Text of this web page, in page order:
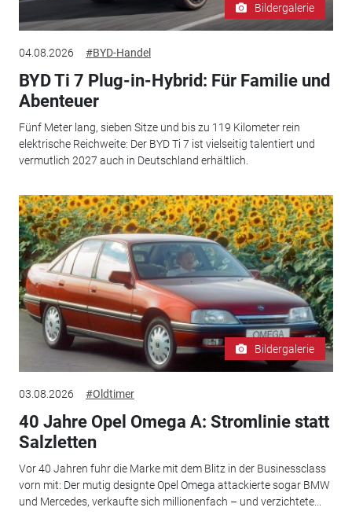
Bildergalerie
04.08.2026 #BYD-Handel
BYD Ti 7 Plug-in-Hybrid: Für Familie und
Abenteuer
Fünf Meter lang, sieben Sitze und bis zu 119 Kilometer rein
elektrische Reichweite: Der BYD Ti 7 ist vielseitig talentiert und
vermutlich 2027 auch in Deutschland erhältlich.
Bildergalerie
03.08.2026 #Oldtimer
40 Jahre Opel Omega A: Stromlinie statt
Salzletten
Vor 40 Jahren fuhr die Marke mit dem Blitz in der Businessclass
vorn mit: Der mutig designte Opel Omega attackierte sogar BMW
und Mercedes, verkaufte sich millionenfach – und verzichtete...